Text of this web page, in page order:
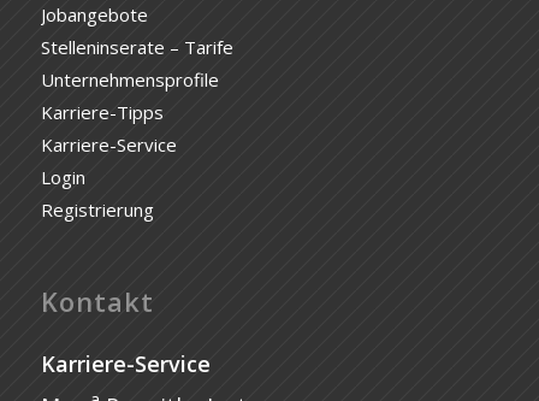
Jobangebote
Stelleninserate – Tarife
Unternehmensprofile
Karriere-Tipps
Karriere-Service
Login
Registrierung
Kontakt
Karriere-Service